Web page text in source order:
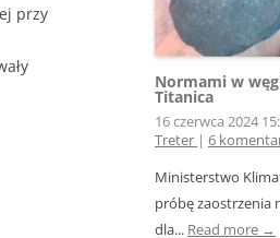
przy
Normami w
Titanica
16 czerwca 2024
Treter | 6
Ministerstwo
próbę zaostrzenia
dla... Read more →